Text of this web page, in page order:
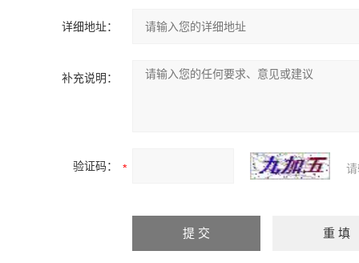
详细地址：
补充说明：
验证码：